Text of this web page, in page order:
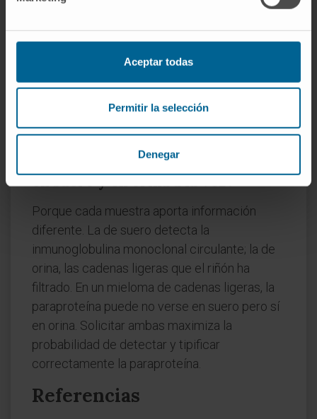
Aceptar todas
Permitir la selección
Denegar
libres— puede ser negativa aun existiendo
enfermedad. Por eso el estudio completo
(nefelometría) y detecta desequilibrios que la
inmunofijación puede no captar.
¿Por qué me piden inmunofijación
en suero y en orina a la vez?
Porque cada muestra aporta información
diferente. La de suero detecta la
inmunoglobulina monoclonal circulante; la de
orina, las cadenas ligeras que el riñón ha
filtrado. En un mieloma de cadenas ligeras, la
paraproteína puede no verse en suero pero sí
en orina. Solicitar ambas maximiza la
probabilidad de detectar y tipificar
correctamente la paraproteína.
Referencias